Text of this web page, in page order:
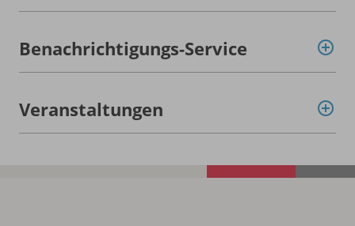
Benachrichtigungs-Service
Veranstaltungen